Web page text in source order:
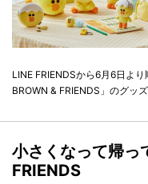
LINE FRIENDSから6月6日よ
BROWN & FRIENDS」のグッ
小さくなって帰っ
FRIENDS